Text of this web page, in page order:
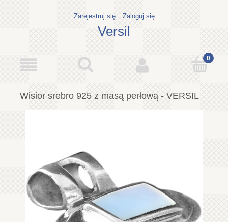
Zarejestruj się Zaloguj się
Versil
Wisior srebro 925 z masą perłową - VERSIL